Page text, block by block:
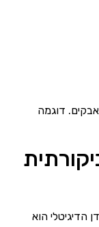
דוגמה
הדיגיטלי הוא